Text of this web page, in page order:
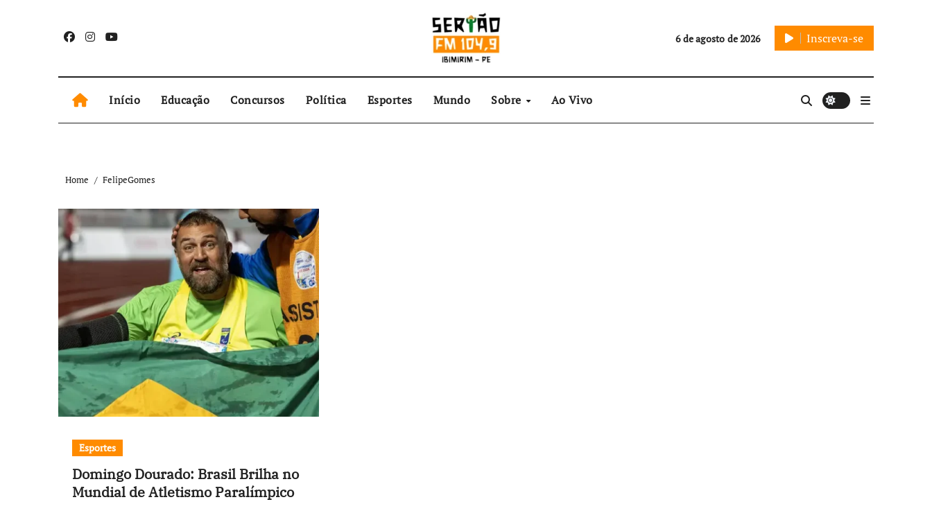
6 de agosto de 2026 Inscreva-se
Início Educação Concursos Política Esportes Mundo Sobre Ao Vivo
Home FelipeGomes
Esportes
Domingo Dourado: Brasil Brilha no
Mundial de Atletismo Paralímpico